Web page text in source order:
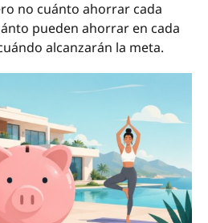
no cuánto ahorrar cada
pueden ahorrar en cada
alcanzarán la meta.